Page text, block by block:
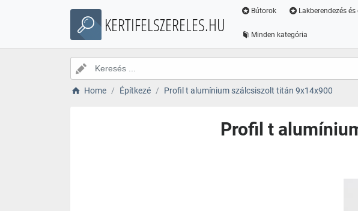
KERTIFELSZERELES.HU
Bútorok Lakberendezés
Minden kategória
Home Építkezé Profil t alumínium szálcsiszolt titán 9x14x900
Profil t